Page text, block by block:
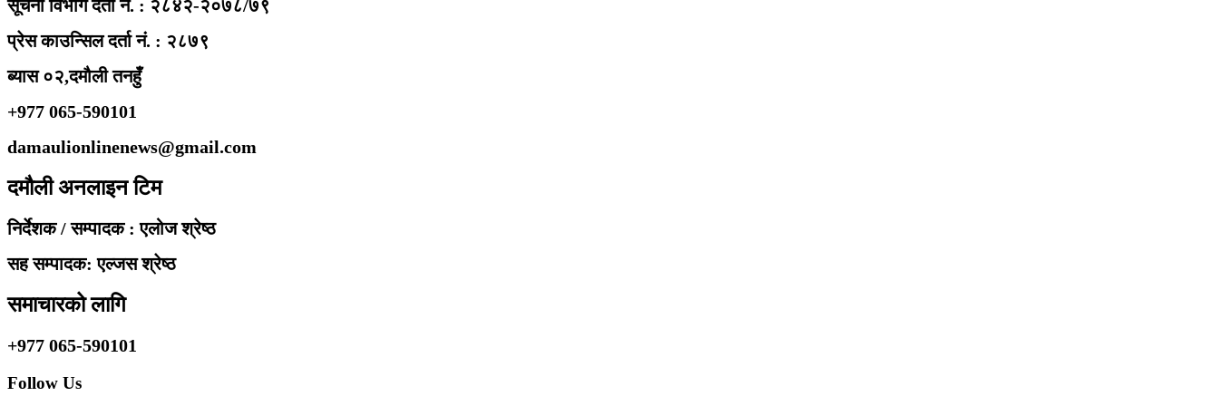
सूचना विभाग दर्ता नं. : २८४२-२०७८/७९
प्रेस काउन्सिल दर्ता नं. : २८७९
ब्यास ०२,दमौली तनहुँ
+977 065-590101
damaulionlinenews@gmail.com
दमौली अनलाइन टिम
निर्देशक / सम्पादक : एलोज श्रेष्ठ
सह सम्पादक: एल्जस श्रेष्ठ
समाचारको लागि
+977 065-590101
Follow Us